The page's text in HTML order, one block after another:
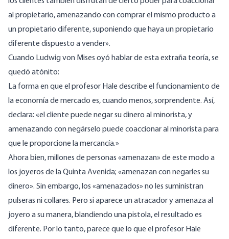
al propietario, amenazando con comprar el mismo producto a
un propietario diferente, suponiendo que haya un propietario
diferente dispuesto a vender».
Cuando Ludwig von Mises oyó hablar de esta extraña teoría, se
quedó atónito:
La forma en que el profesor Hale describe el funcionamiento de
la economía de mercado es, cuando menos, sorprendente. Así,
declara: «el cliente puede negar su dinero al minorista, y
amenazando con negárselo puede coaccionar al minorista para
que le proporcione la mercancía.»
Ahora bien, millones de personas «amenazan» de este modo a
los joyeros de la Quinta Avenida; «amenazan con negarles su
dinero». Sin embargo, los «amenazados» no les suministran
pulseras ni collares. Pero si aparece un atracador y amenaza al
joyero a su manera, blandiendo una pistola, el resultado es
diferente. Por lo tanto, parece que lo que el profesor Hale